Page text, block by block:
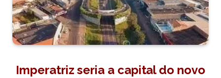
Imperatriz seria a capital do novo